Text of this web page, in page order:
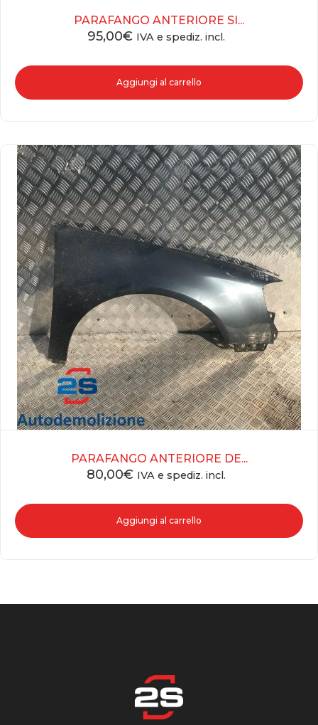
PARAFANGO ANTERIORE SI...
95,00€ IVA e spediz. incl.
Aggiungi al carrello
PARAFANGO ANTERIORE DE...
80,00€ IVA e spediz. incl.
Aggiungi al carrello